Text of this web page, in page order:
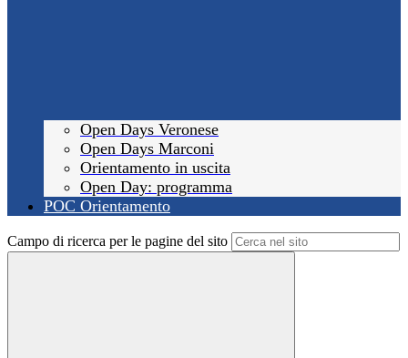
Open Days Veronese
Open Days Marconi
Orientamento in uscita
Open Day: programma
POC Orientamento
Campo di ricerca per le pagine del sito